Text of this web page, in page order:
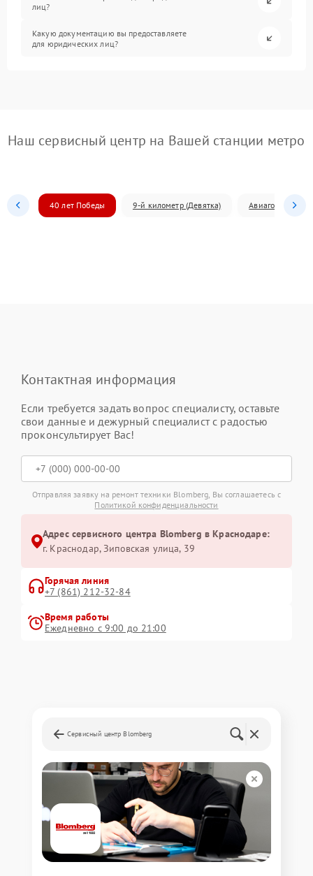
лиц?
Какую документацию вы предоставляете
для юридических лиц?
Наш сервисный центр на Вашей станции метро
40 лет Победы 9-й километр (Девятка) Авиагородок
Контактная информация
Если требуется задать вопрос специалисту, оставьте
свои данные и дежурный специалист с радостью
проконсультирует Вас!
Отправляя заявку на ремонт техники Blomberg, Вы соглашаетесь с
Политикой конфиденциальности
Адрес сервисного центра Blomberg в Краснодаре:
г. Краснодар, Зиповская улица, 39
Горячая линия
+7 (861) 212-32-84
Время работы
Ежедневно с 9:00 до 21:00
Сервисный центр Blomberg